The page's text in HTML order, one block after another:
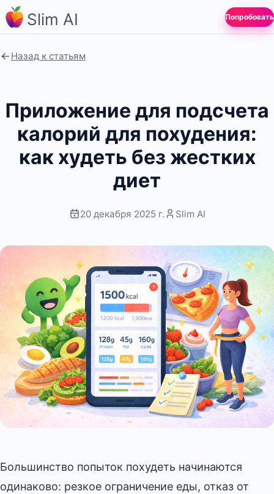
Slim AI Попробовать
Назад к статьям
Приложение для подсчета
калорий для похудения:
как худеть без жестких
диет
20 декабря 2025 г. Slim AI
Большинство попыток похудеть начинаются
одинаково: резкое ограничение еды, отказ от